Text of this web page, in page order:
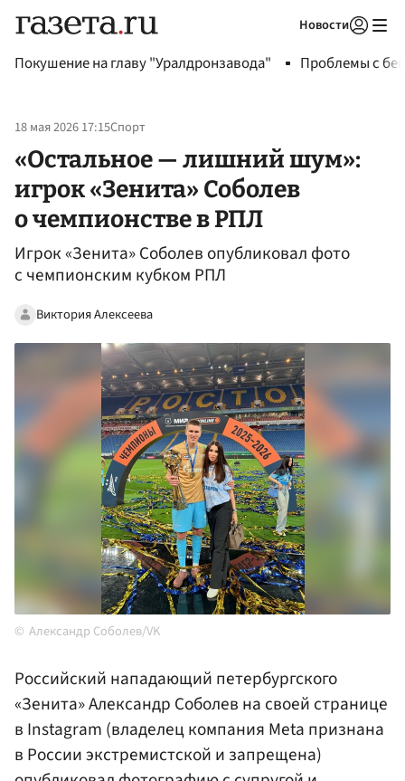
Новости
Покушение на главу "Уралдронзавода" Проблемы с
18 мая 2026 17:15Спорт
«Остальное — лишний шум»:
игрок «Зенита» Соболев
о чемпионстве в РПЛ
Игрок «Зенита» Соболев опубликовал фото
с чемпионским кубком РПЛ
Виктория Алексеева
Александр Соболев/VK
Российский нападающий петербургского
«Зенита» Александр Соболев на своей странице
в Instagram (владелец компания Meta признана
в России экстремистской и запрещена)